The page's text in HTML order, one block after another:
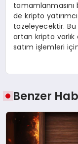
de kripto
tazeleyecektir.
artan kripto varlık
satım işlemleri
Benzer